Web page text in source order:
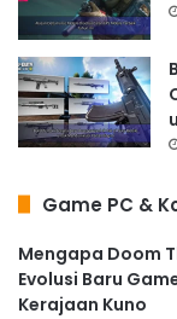
Game PC &
Mengapa Doom
Evolusi Baru
Kerajaan Kuno